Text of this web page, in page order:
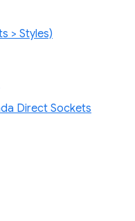
> Styles)
Direct Sockets